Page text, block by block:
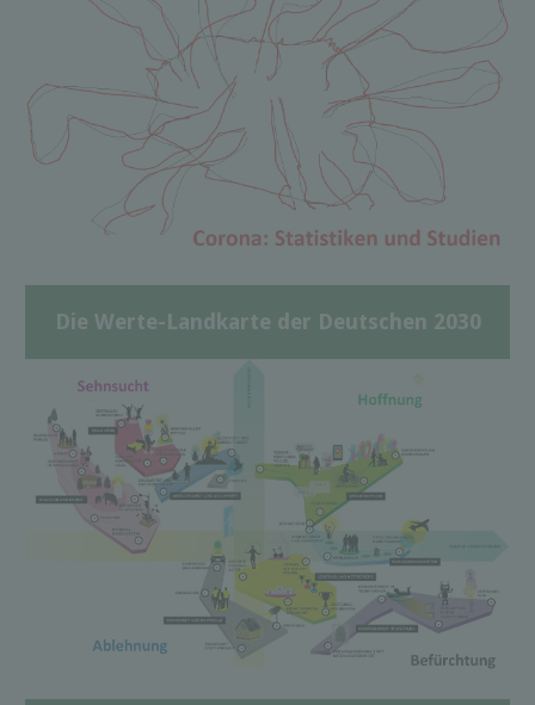
Die Werte-Landkarte der Deutschen 2030